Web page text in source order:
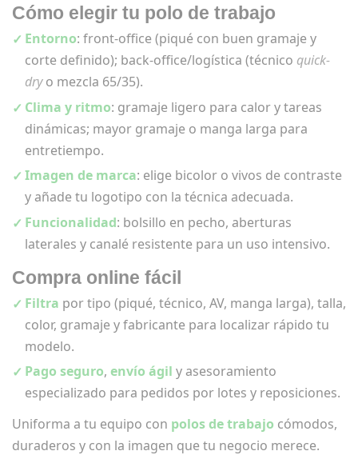
Cómo elegir tu polo de trabajo
Entorno: front-office (piqué con buen gramaje y
corte definido); back-office/logística (técnico quick-
dryo mezcla 65/35).
Clima y ritmo: gramaje ligero para calor y tareas
dinámicas; mayor gramaje o manga larga para
entretiempo.
Imagen de marca: elige bicolor o vivos de contraste
y añade tu logotipo con la técnica adecuada.
Funcionalidad: bolsillo en pecho, aberturas
laterales y canalé resistente para un uso intensivo.
Compra online fácil
Filtra por tipo (piqué, técnico, AV, manga larga), talla,
color, gramaje y fabricante para localizar rápido tu
modelo.
Pago seguro, envío ágil y asesoramiento
especializado para pedidos por lotes y reposiciones.
Uniforma a tu equipo con polos de trabajo cómodos,
duraderos y con la imagen que tu negocio merece.